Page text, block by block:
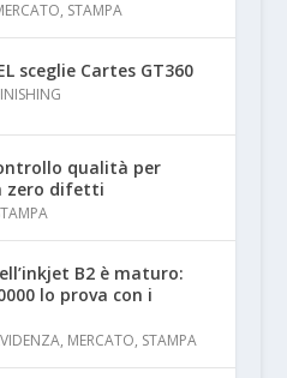
, STAMPA
sceglie Cartes GT360
qualità per
zero difetti
B2 è maturo:
lo prova con i
, MERCATO, STAMPA